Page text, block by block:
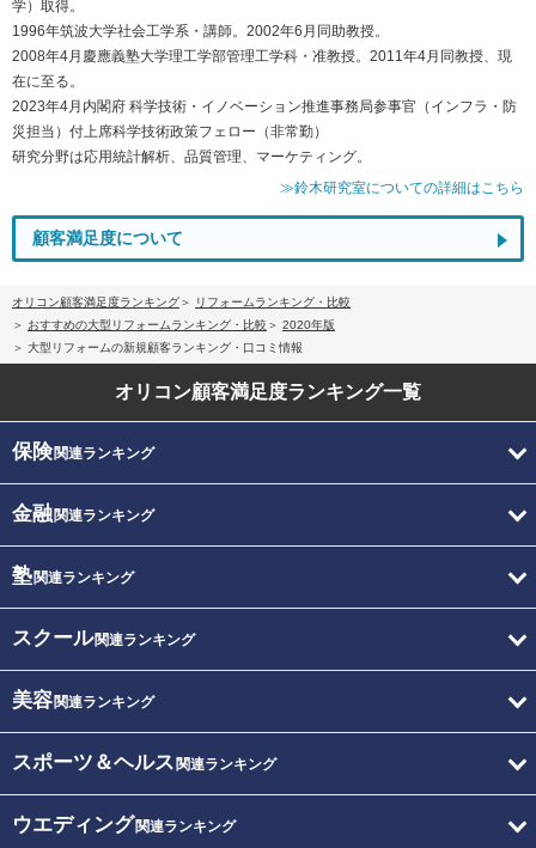
学）取得。
1996年筑波大学社会工学系・講師。2002年6月同助教授。
2008年4月慶應義塾大学理工学部管理工学科・准教授。2011年4月同教授、現
在に至る。
2023年4月内閣府 科学技術・イノベーション推進事務局参事官（インフラ・防
災担当）付上席科学技術政策フェロー（非常勤）
研究分野は応用統計解析、品質管理、マーケティング。
≫鈴木研究室についての詳細はこちら
顧客満足度について
オリコン顧客満足度ランキング
リフォームランキング・比較
おすすめの大型リフォームランキング・比較
2020年版
大型リフォームの新規顧客ランキング・口コミ情報
オリコン顧客満足度ランキング一覧
保険関連ランキング
金融関連ランキング
塾関連ランキング
スクール関連ランキング
美容関連ランキング
スポーツ＆ヘルス 関連ランキング
ウエディング関連ランキング